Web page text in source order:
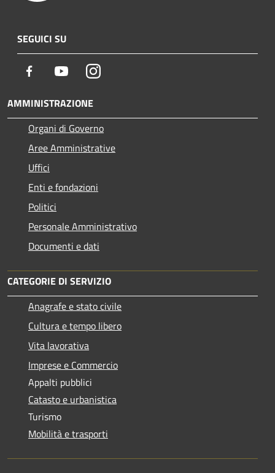
SEGUICI SU
Facebook YoutubeInstagram
AMMINISTRAZIONE
Organi di Governo
Aree Amministrative
Uffici
Enti e fondazioni
Politici
Personale Amministrativo
Documenti e dati
CATEGORIE DI SERVIZIO
Anagrafe e stato civile
Cultura e tempo libero
Vita lavorativa
Imprese e Commercio
Appalti pubblici
Catasto e urbanistica
Turismo
Mobilità e trasporti